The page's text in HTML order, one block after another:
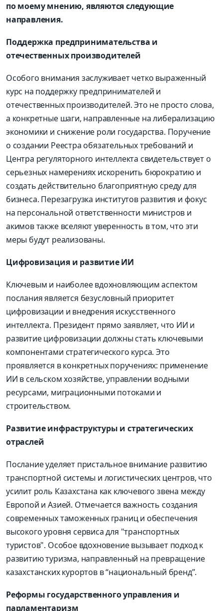
по моему мнению, являются следующие
направления.
Поддержка предпринимательства и
отечественных производителей
Особого внимания заслуживает четко выраженный
курс на поддержку предпринимателей и
отечественных производителей. Это не просто слова,
а конкретные шаги, направленные на либерализацию
экономики и снижение роли государства. Поручение
о создании Реестра обязательных требований и
Центра регуляторного интеллекта свидетельствует о
серьезных намерениях искоренить бюрократию и
создать действительно благоприятную среду для
бизнеса. Перезагрузка институтов развития и фокус
на персональной ответственности министров и
акимов также вселяют уверенность в том, что эти
меры будут реализованы.
Цифровизация и развитие ИИ
Ключевым и наиболее вдохновляющим аспектом
послания является безусловный приоритет
цифровизации и внедрения искусственного
интеллекта. Президент прямо заявляет, что ИИ и
развитие цифровизации должны стать ключевыми
компонентами стратегического курса. Это
проявляется в конкретных поручениях: применение
ИИ в сельском хозяйстве, управлении водными
ресурсами, миграционными потоками и
строительством.
Развитие инфраструктуры и стратегических
отраслей
Послание уделяет пристальное внимание развитию
транспортной системы и логистических центров, что
усилит роль Казахстана как ключевого звена между
Европой и Азией. Отмечается важность создания
современных таможенных границ и обеспечения
высокого уровня сервиса для "транспортных
туристов". Особое вдохновение вызывает подход к
развитию туризма, направленный на превращение
казахстанских курортов в “национальный бренд”.
Реформы государственного управления и
парламентаризм